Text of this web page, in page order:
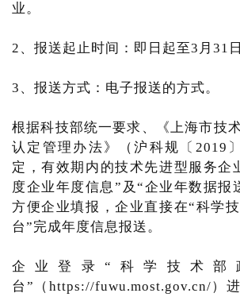
业。
2、报送起止时间：即日起至3月31日
3、报送方式：电子报送的方式。
根据科技部统一要求、《上海市技
认定管理办法》（沪科规〔2019
定，有效期内的技术先进型服务企
度企业年度信息”及“企业年数据报
方便企业填报，企业直接在“科学
台”完成年度信息报送。
企业登录“科学技术部
台”（https://fuwu.most.gov.cn/）